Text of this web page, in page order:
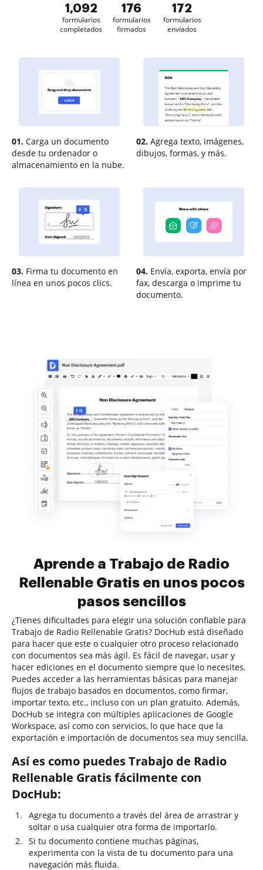
1,093
formularios
completados
176
formularios
firmados
172
formularios
enviados
01. Carga un documento
desde tu ordenador o
almacenamiento en la nube.
02. Agrega texto, imágenes,
dibujos, formas, y más.
03. Firma tu documento en
línea en unos pocos clics.
04. Envía, exporta, envía por
fax, descarga o imprime tu
documento.
Aprende a Trabajo de Radio
Rellenable Gratis en unos pocos
pasos sencillos
¿Tienes dificultades para elegir una solución confiable para
Trabajo de Radio Rellenable Gratis? DocHub está diseñado
para hacer que este o cualquier otro proceso relacionado
con documentos sea más ágil. Es fácil de navegar, usar y
hacer ediciones en el documento siempre que lo necesites.
Puedes acceder a las herramientas básicas para manejar
flujos de trabajo basados en documentos, como firmar,
importar texto, etc., incluso con un plan gratuito. Además,
DocHub se integra con múltiples aplicaciones de Google
Workspace, así como con servicios, lo que hace que la
exportación e importación de documentos sea muy sencilla.
Así es como puedes Trabajo de Radio
Rellenable Gratis fácilmente con
DocHub:
Agrega tu documento a través del área de arrastrar y
soltar o usa cualquier otra forma de importarlo.
Si tu documento contiene muchas páginas,
experimenta con la vista de tu documento para una
navegación más fluida.